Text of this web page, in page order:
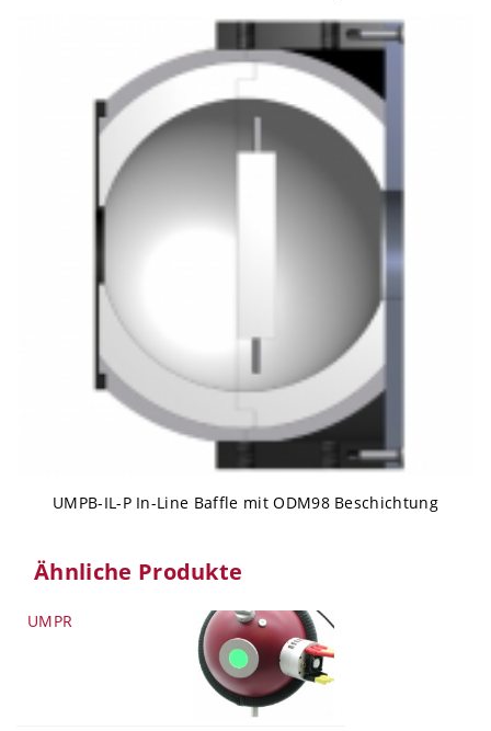
UMPB-IL-P In-Line Baffle mit ODM98 Beschichtung
Ähnliche Produkte
UMPR